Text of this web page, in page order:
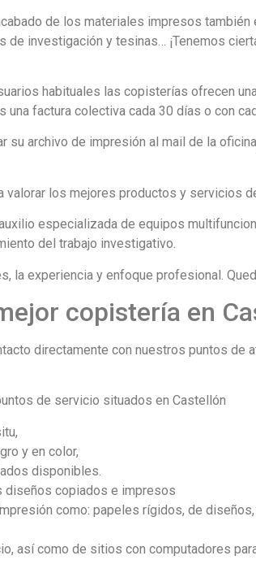
acabado de los materiales impresos
de investigación y tesinas… ¡Tenemos
habituales las copisterías ofrecen
factura colectiva cada 30 días o con
su archivo de impresión al mail de la
los mejores productos y servicios
especializada de equipos
del trabajo investigativo.
la experiencia y enfoque profesional.
copistería en
directamente con nuestros puntos de
de servicio situados en Castellón
y en color,
disponibles.
diseños copiados e impresos
como: papeles rígidos, de
así como de sitios con computadores